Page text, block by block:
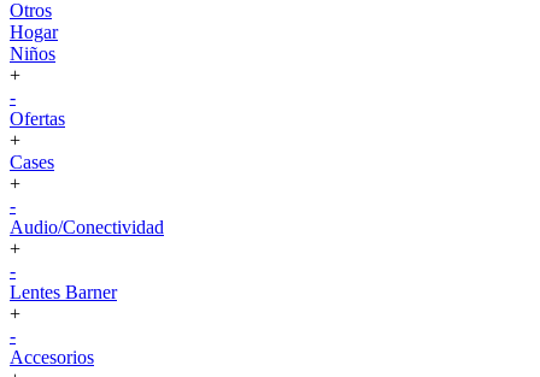
Otros
Hogar
Niños
+
-
Ofertas
+
Cases
+
-
Audio/Conectividad
+
-
Lentes Barner
+
-
Accesorios